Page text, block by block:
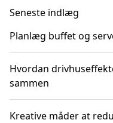
Seneste indlæg
Planlæg buffet og
Hvordan
sammen
Kreative måder at